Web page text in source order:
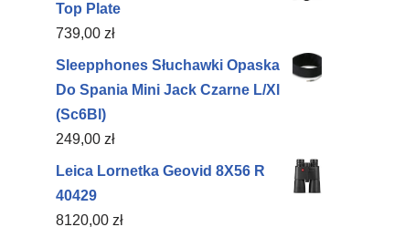
Top Plate
739,00 zł
Sleepphones Słuchawki Opaska
Do Spania Mini Jack Czarne L/Xl
(Sc6Bl)
249,00 zł
Leica Lornetka Geovid 8X56 R
40429
8120,00 zł